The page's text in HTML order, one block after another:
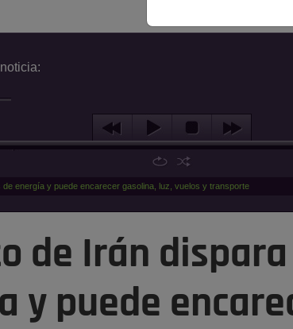
energía y puede encarecer gasolina, luz, vuelos y transporte
de Irán
y puede